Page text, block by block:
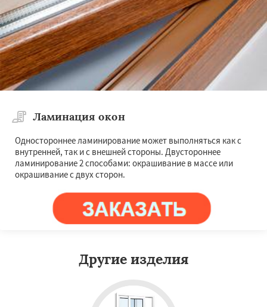
Ламинация окон
Одностороннее ламинирование может выполняться как с
внутренней, так и с внешней стороны. Двустороннее
ламинирование 2 способами: окрашивание в массе или
окрашивание с двух сторон.
Другие изделия